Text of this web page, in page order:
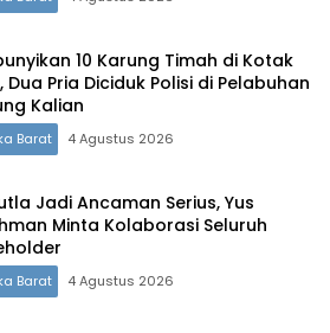
10 Karung Timah di Kotak
Dua Pria Diciduk Polisi di Pelabuhan
Kalian
Barat 4 Agustus 2026
Jadi Ancaman Serius, Yus
Minta Kolaborasi Seluruh
Barat 4 Agustus 2026